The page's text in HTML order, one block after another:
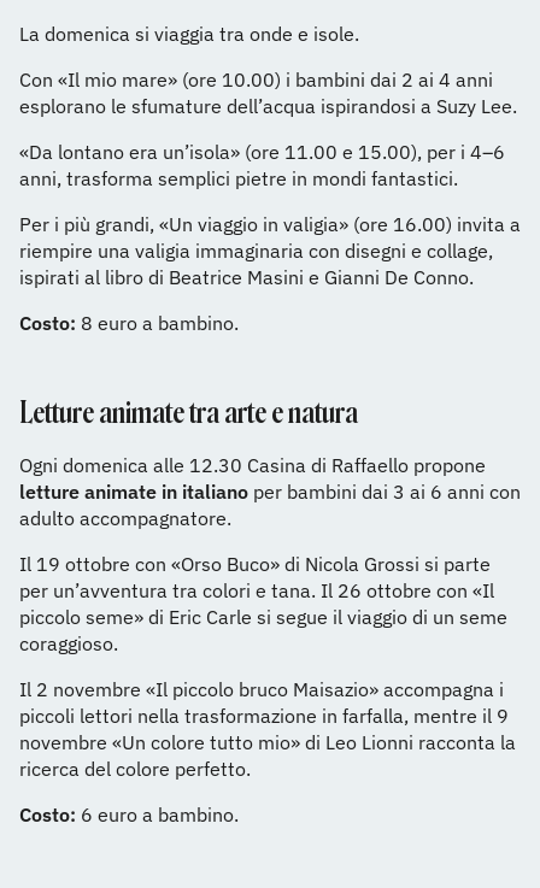
La domenica si viaggia tra onde e isole.
Con «Il mio mare» (ore 10.00) i bambini dai 2 ai 4 anni
esplorano le sfumature dell’acqua ispirandosi a Suzy Lee.
«Da lontano era un’isola» (ore 11.00 e 15.00), per i 4–6
anni, trasforma semplici pietre in mondi fantastici.
Per i più grandi, «Un viaggio in valigia» (ore 16.00) invita a
riempire una valigia immaginaria con disegni e collage,
ispirati al libro di Beatrice Masini e Gianni De Conno.
Costo: 8 euro a bambino.
Letture animate tra arte e natura
Ogni domenica alle 12.30 Casina di Raffaello propone
letture animate in italiano per bambini dai 3 ai 6 anni con
adulto accompagnatore.
Il 19 ottobre con «Orso Buco» di Nicola Grossi si parte
per un’avventura tra colori e tana. Il 26 ottobre con «Il
piccolo seme» di Eric Carle si segue il viaggio di un seme
coraggioso.
Il 2 novembre «Il piccolo bruco Maisazio» accompagna i
piccoli lettori nella trasformazione in farfalla, mentre il 9
novembre «Un colore tutto mio» di Leo Lionni racconta la
ricerca del colore perfetto.
Costo: 6 euro a bambino.